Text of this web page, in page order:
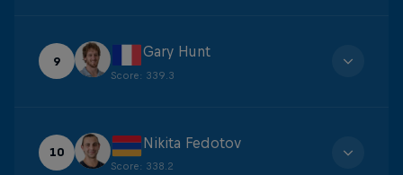
9
Gary Hunt
Score: 339.3
10
Nikita Fedotov
Score: 338.2